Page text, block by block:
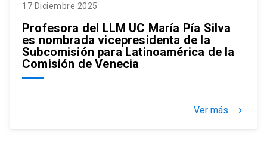
17 Diciembre 2025
Profesora del LLM UC María Pía Silva
es nombrada vicepresidenta de la
Subcomisión para Latinoamérica de la
Comisión de Venecia
Ver más keyboard_arrow_right